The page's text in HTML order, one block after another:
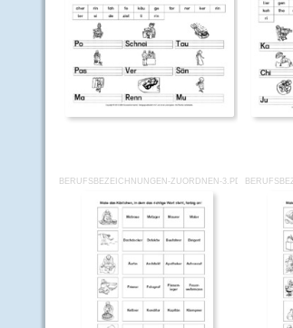
BERUFSBEZEICHNUNGEN-ZUORDNEN-3.PDF